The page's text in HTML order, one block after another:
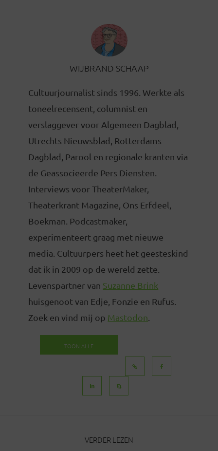
WIJBRAND SCHAAP
Cultuurjournalist sinds 1996. Werkte als
toneelrecensent, columnist en
verslaggever voor Algemeen Dagblad,
Utrechts Nieuwsblad, Rotterdams
Dagblad, Parool en regionale kranten via
de Geassocieerde Pers Diensten.
Interviews voor TheaterMaker,
Theaterkrant Magazine, Ons Erfdeel,
Boekman. Podcastmaker,
experimenteert graag met nieuwe
media. Cultuurpers heet het geesteskind
dat ik in 2009 op de wereld zette.
Levenspartner van Suzanne Brink
huisgenoot van Edje, Fonzie en Rufus.
Zoek en vind mij op Mastodon
TOON ALLE
VERDER LEZEN